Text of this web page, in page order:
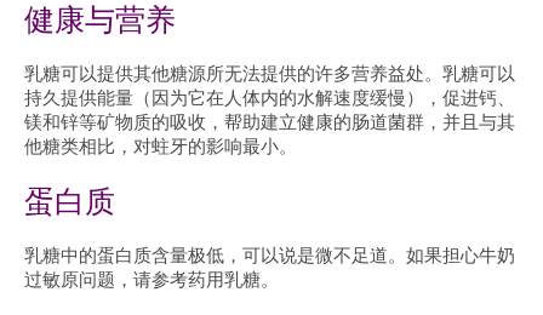
健康与营养
乳糖可以提供其他糖源所无法提供的许多营养益处。乳糖可以
持久提供能量（因为它在人体内的水解速度缓慢），促进钙、
镁和锌等矿物质的吸收，帮助建立健康的肠道菌群，并且与其
他糖类相比，对蛀牙的影响最小。
蛋白质
乳糖中的蛋白质含量极低，可以说是微不足道。如果担心牛奶
过敏原问题，请参考药用乳糖。